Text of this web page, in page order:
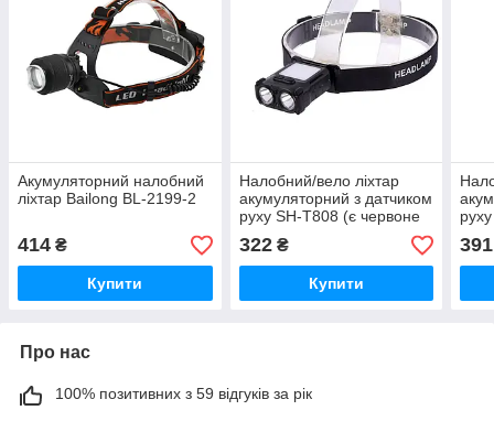
Акумуляторний налобний
ліхтар Bailong BL-2199-2
414 ₴
Купити
Налобний/вело ліхтар
акумуляторний з датчиком
руху SH-T808 (є червоне
світло)
322₴
Купити
391
Про нас
100% позитивних з 59 відгуків за рік